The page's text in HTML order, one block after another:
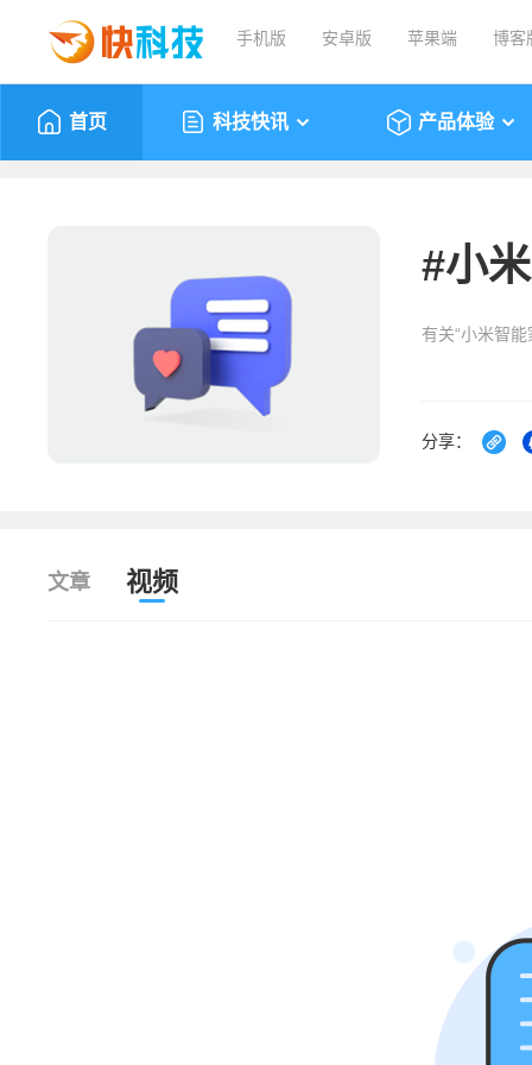
手机版 安卓版 苹果端 博客
首页 科技快讯 产品体验
#小
有关“小米智
分享：
文章 视频